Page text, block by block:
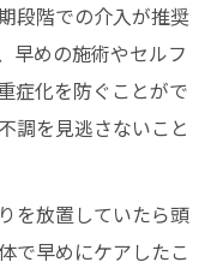
段階での介入が推奨
早めの施術やセルフ
症化を防ぐことがで
調を見逃さないこと
を放置していたら頭
で早めにケアしたこ